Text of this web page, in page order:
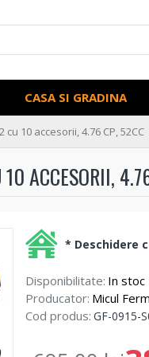
CASA SI GRADINA
10 accesorii, 4.76 CP, 52CC
ACCESORII,
Disponibilitate: In stoc
Producator: Micul
Cod produs: GF-0915-
* Deschidere